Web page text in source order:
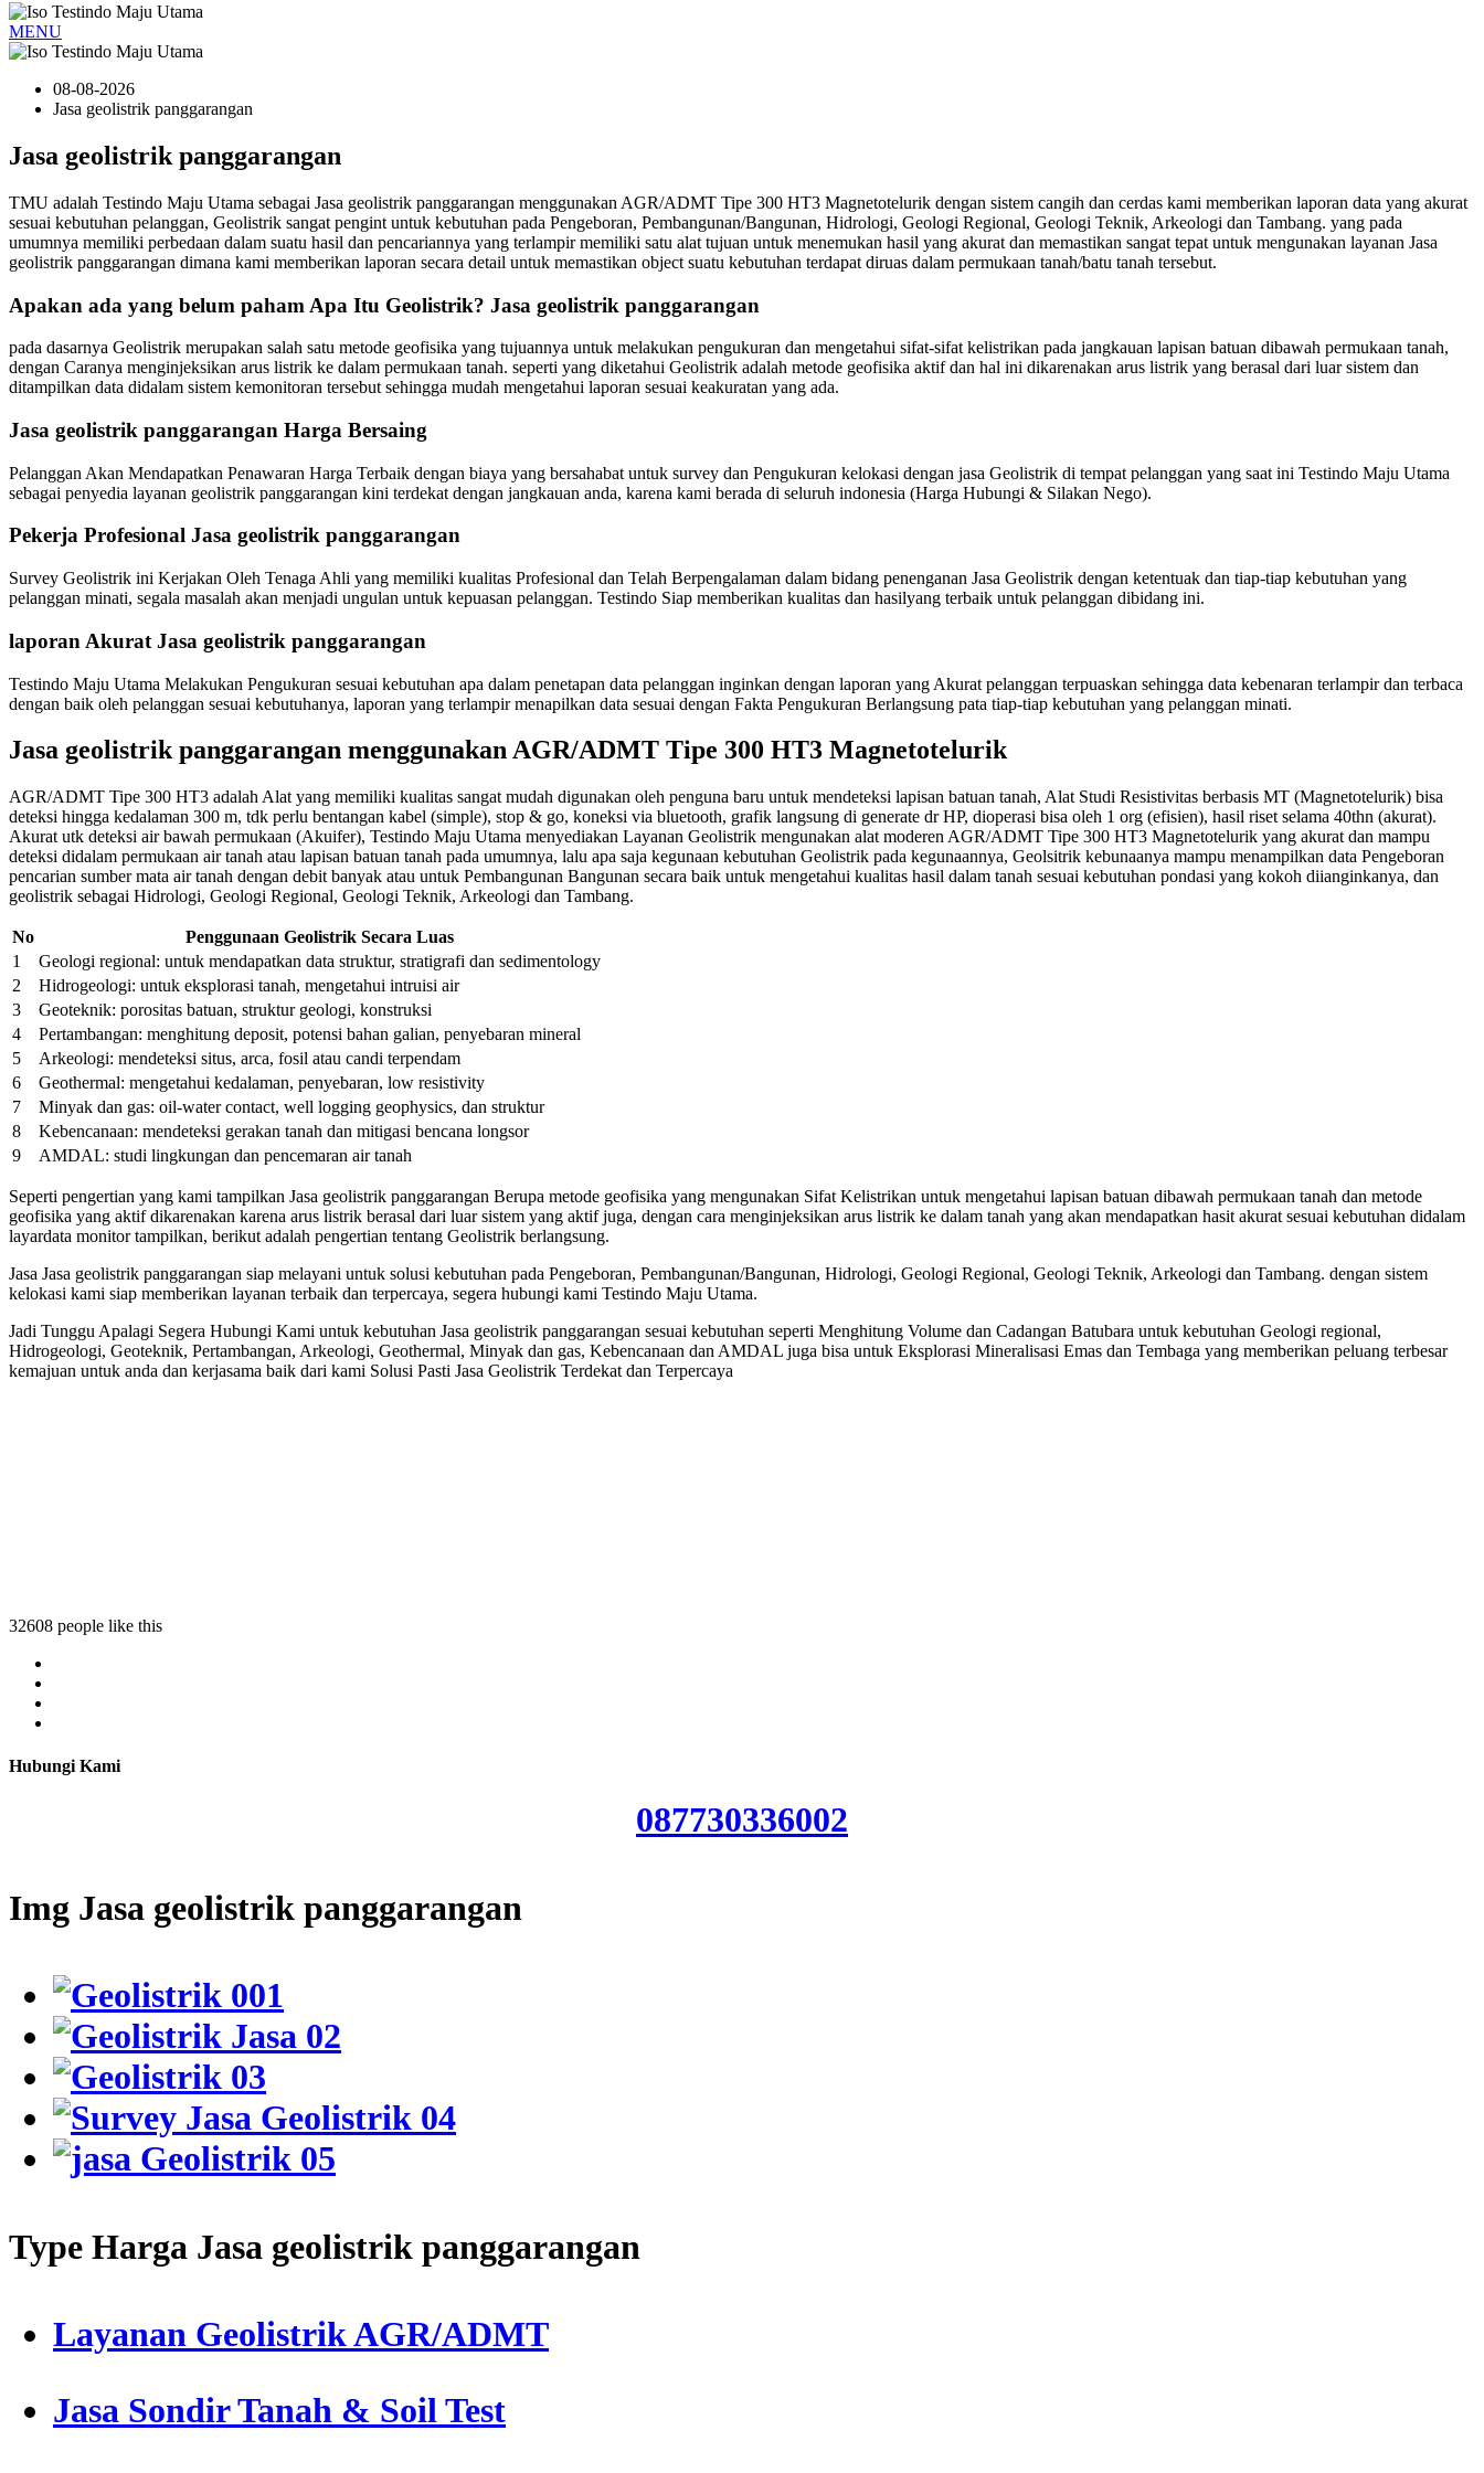
MENU
08-08-2026
Jasa geolistrik panggarangan
Jasa geolistrik panggarangan
TMU adalah Testindo Maju Utama sebagai Jasa geolistrik panggarangan menggunakan AGR/ADMT Tipe 300 HT3 Magnetotelurik dengan sistem cangih dan cerdas kami memberikan laporan data yang akurat
sesuai kebutuhan pelanggan, Geolistrik sangat pengint untuk kebutuhan pada Pengeboran, Pembangunan/Bangunan, Hidrologi, Geologi Regional, Geologi Teknik, Arkeologi dan Tambang. yang pada
umumnya memiliki perbedaan dalam suatu hasil dan pencariannya yang terlampir memiliki satu alat tujuan untuk menemukan hasil yang akurat dan memastikan sangat tepat untuk mengunakan layanan Jasa
geolistrik panggarangan dimana kami memberikan laporan secara detail untuk memastikan object suatu kebutuhan terdapat diruas dalam permukaan tanah/batu tanah tersebut.
Apakan ada yang belum paham Apa Itu Geolistrik? Jasa geolistrik panggarangan
pada dasarnya Geolistrik merupakan salah satu metode geofisika yang tujuannya untuk melakukan pengukuran dan mengetahui sifat-sifat kelistrikan pada jangkauan lapisan batuan dibawah permukaan tanah,
dengan Caranya menginjeksikan arus listrik ke dalam permukaan tanah. seperti yang diketahui Geolistrik adalah metode geofisika aktif dan hal ini dikarenakan arus listrik yang berasal dari luar sistem dan
ditampilkan data didalam sistem kemonitoran tersebut sehingga mudah mengetahui laporan sesuai keakuratan yang ada.
Jasa geolistrik panggarangan Harga Bersaing
Pelanggan Akan Mendapatkan Penawaran Harga Terbaik dengan biaya yang bersahabat untuk survey dan Pengukuran kelokasi dengan jasa Geolistrik di tempat pelanggan yang saat ini Testindo Maju Utama
sebagai penyedia layanan geolistrik panggarangan kini terdekat dengan jangkauan anda, karena kami berada di seluruh indonesia (Harga Hubungi & Silakan Nego).
Pekerja Profesional Jasa geolistrik panggarangan
Survey Geolistrik ini Kerjakan Oleh Tenaga Ahli yang memiliki kualitas Profesional dan Telah Berpengalaman dalam bidang penenganan Jasa Geolistrik dengan ketentuak dan tiap-tiap kebutuhan yang
pelanggan minati, segala masalah akan menjadi ungulan untuk kepuasan pelanggan. Testindo Siap memberikan kualitas dan hasilyang terbaik untuk pelanggan dibidang ini.
laporan Akurat Jasa geolistrik panggarangan
Testindo Maju Utama Melakukan Pengukuran sesuai kebutuhan apa dalam penetapan data pelanggan inginkan dengan laporan yang Akurat pelanggan terpuaskan sehingga data kebenaran terlampir dan terbaca
dengan baik oleh pelanggan sesuai kebutuhanya, laporan yang terlampir menapilkan data sesuai dengan Fakta Pengukuran Berlangsung pata tiap-tiap kebutuhan yang pelanggan minati.
Jasa geolistrik panggarangan menggunakan AGR/ADMT Tipe 300 HT3 Magnetotelurik
AGR/ADMT Tipe 300 HT3 adalah Alat yang memiliki kualitas sangat mudah digunakan oleh penguna baru untuk mendeteksi lapisan batuan tanah, Alat Studi Resistivitas berbasis MT (Magnetotelurik) bisa
deteksi hingga kedalaman 300 m, tdk perlu bentangan kabel (simple), stop & go, koneksi via bluetooth, grafik langsung di generate dr HP, dioperasi bisa oleh 1 org (efisien), hasil riset selama 40thn (akurat).
Akurat utk deteksi air bawah permukaan (Akuifer), Testindo Maju Utama menyediakan Layanan Geolistrik mengunakan alat moderen AGR/ADMT Tipe 300 HT3 Magnetotelurik yang akurat dan mampu
deteksi didalam permukaan air tanah atau lapisan batuan tanah pada umumnya, lalu apa saja kegunaan kebutuhan Geolistrik pada kegunaannya, Geolsitrik kebunaanya mampu menampilkan data Pengeboran
pencarian sumber mata air tanah dengan debit banyak atau untuk Pembangunan Bangunan secara baik untuk mengetahui kualitas hasil dalam tanah sesuai kebutuhan pondasi yang kokoh diianginkanya, dan
geolistrik sebagai Hidrologi, Geologi Regional, Geologi Teknik, Arkeologi dan Tambang.
No
Penggunaan Geolistrik Secara Luas
1
Geologi regional: untuk mendapatkan data struktur, stratigrafi dan sedimentology
2
Hidrogeologi: untuk eksplorasi tanah, mengetahui intruisi air
3
Geoteknik: porositas batuan, struktur geologi, konstruksi
4
Pertambangan: menghitung deposit, potensi bahan galian, penyebaran mineral
5
Arkeologi: mendeteksi situs, arca, fosil atau candi terpendam
6
Geothermal: mengetahui kedalaman, penyebaran, low resistivity
7
Minyak dan gas: oil-water contact, well logging geophysics, dan struktur
8
Kebencanaan: mendeteksi gerakan tanah dan mitigasi bencana longsor
9
AMDAL: studi lingkungan dan pencemaran air tanah
Seperti pengertian yang kami tampilkan Jasa geolistrik panggarangan Berupa metode geofisika yang mengunakan Sifat Kelistrikan untuk mengetahui lapisan batuan dibawah permukaan tanah dan metode
geofisika yang aktif dikarenakan karena arus listrik berasal dari luar sistem yang aktif juga, dengan cara menginjeksikan arus listrik ke dalam tanah yang akan mendapatkan hasit akurat sesuai kebutuhan didalam
layardata monitor tampilkan, berikut adalah pengertian tentang Geolistrik berlangsung.
Jasa Jasa geolistrik panggarangan siap melayani untuk solusi kebutuhan pada Pengeboran, Pembangunan/Bangunan, Hidrologi, Geologi Regional, Geologi Teknik, Arkeologi dan Tambang. dengan sistem
kelokasi kami siap memberikan layanan terbaik dan terpercaya, segera hubungi kami Testindo Maju Utama.
Jadi Tunggu Apalagi Segera Hubungi Kami untuk kebutuhan Jasa geolistrik panggarangan sesuai kebutuhan seperti Menghitung Volume dan Cadangan Batubara untuk kebutuhan Geologi regional,
Hidrogeologi, Geoteknik, Pertambangan, Arkeologi, Geothermal, Minyak dan gas, Kebencanaan dan AMDAL juga bisa untuk Eksplorasi Mineralisasi Emas dan Tembaga yang memberikan peluang terbesar
kemajuan untuk anda dan kerjasama baik dari kami Solusi Pasti Jasa Geolistrik Terdekat dan Terpercaya
32608 people like this
Hubungi Kami
087730336002
Img Jasa geolistrik panggarangan
Type Harga Jasa geolistrik panggarangan
Layanan Geolistrik AGR/ADMT
Jasa Sondir Tanah & Soil Test